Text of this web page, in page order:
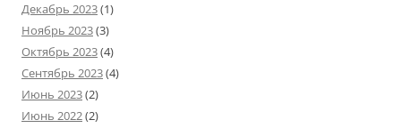
Декабрь 2023(1)
Ноябрь 2023(3)
Октябрь 2023(4)
Сентябрь 2023(4)
Июнь 2023(2)
Июнь 2022(2)